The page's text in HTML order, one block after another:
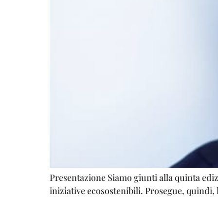
Presentazione Siamo giunti alla quinta
iniziative ecosostenibili. Prosegue,